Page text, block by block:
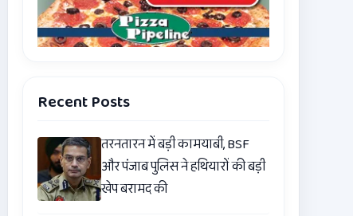
Recent Posts
तरनतारन में बड़ी कामयाबी, BSF
और पंजाब पुलिस ने हथियारों की बड़ी
खेप बरामद की